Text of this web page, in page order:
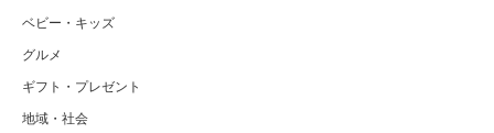
ベビー・キッズ
グルメ
ギフト・プレゼント
地域・社会